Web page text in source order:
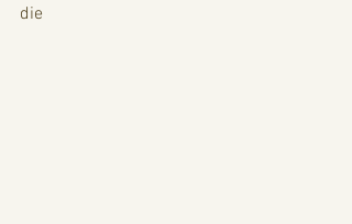
die